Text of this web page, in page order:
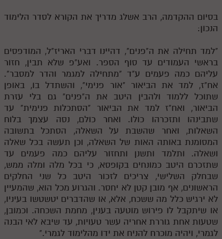
בסיום ההקדמה, הרב אשלג מדריך את הקורא לסדר הלימוד
הנכון:
"למד תחילה את ה"פנים", דהיינו דברי האריז"ל, המודפסים
בראשי העמודים עד סוף הספר. ואע"פ שלא תבין, חזור
עליהם כמה פעמים ע"ד "מתחילה למגמר והדר למסבר".
אח"ז, למד את הביאור "אור פנימי", והשתדל בו, באופן
שתוכל ללמוד ולהבין היטב את ה"פנים" גם בלי עזרת
הביאור, ואח"ז למד את הביאור "הסתכלות פנימית" עד
שתבינהו ותזכרהו כולו. ואחר כולם, נסה עצמך בלוח
השאלות, ואחר שהשבת על השאלה, הסתכל בתשובה
המסומנת באותה האות של השאלה, וכן תעשה בכל שאלה
ושאלה. ותלמד ותשנן ותחזור עליהם כמה פעמים עד
שתזכרם היטב כמונחים בקופסא, כי בכל מלה ומלה ממש,
שבחלק השלישי, צריכים לזכור היטב כל שני החלקים
הראשונים, אף מובן קטן לא יחסר. והגרוע מכל הוא, שהמעיין
לא ירגיש כלל מה ששכח, אלא, או שהדברים יטשטשו בעיניו,
או שיתקבל לו פירוש מוטעה בענין, מחמת השכחה. וכמובן,
שטעות אחת גוררת אחריה עשר טעויות, עד שיבא לאי הבנה
לגמרי, ויהיה מוכרח להניח את ידו מהלימוד לגמרי."